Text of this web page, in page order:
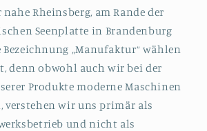
Rheinsberg, am Rande der
Seenplatte in Brandenburg
„Manufaktur“ wählen
denn obwohl auch wir bei der
Produkte moderne Maschinen
verstehen wir uns primär als
und nicht als